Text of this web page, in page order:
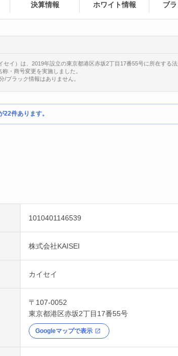
決算情報 ホワイト情報 ブ
セイ）は、2019年設立の東京都港区赤坂2丁目17番55号に所在する
・商号変更を実施しました。
/ブラック情報はありません。
22件あります。
1010401146539
株式会社KAISEI
カイセイ
〒107-0052
東京都港区赤坂2丁目17番55号
Googleマップで表示